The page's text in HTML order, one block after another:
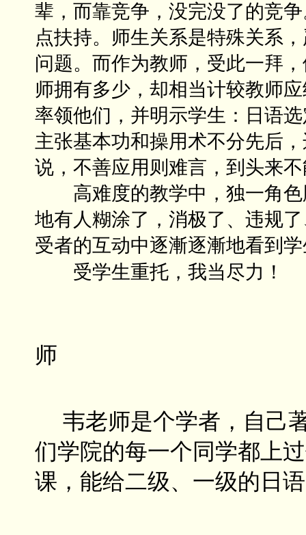
辈，而靠竞争，没完没了的竞
点扶持。师生关系是特殊关系
问题。而作为教师，受此一拜
师拥有多少，却相当计较教师
率领他们，并明示学生：日语
主张基本功和操用术不分先后
说，不善应用则难言，到头来
高难度的教学中，独一角色
地有人糊涂了，消极了、违规
受者的互动中逐漸逐漸地看到
受学生重托，我当尽力！
师
韦老师是个学者，自己
们学院的每一个同学都上
课，能给二级、一级的日